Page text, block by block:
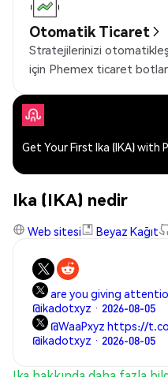
Otomatik Ticaret
Stratejilerinizi
için Phemex ticaret
Get Your First Ika (IKA) with
Ika (IKA) nedir
Web sitesi Beyaz Kağıt
are you giving
@ikadotxyz · 2026-08-05
@WaaPxyz https://
@ikadotxyz · 2026-08-05